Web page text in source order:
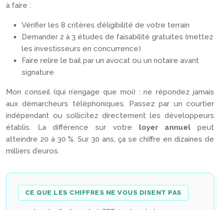
à faire :
Vérifier les 8 critères d’éligibilité de votre terrain
Demander 2 à 3 études de faisabilité gratuites (mettez
les investisseurs en concurrence)
Faire relire le bail par un avocat ou un notaire avant
signature
Mon conseil (qui n’engage que moi) : ne répondez jamais
aux démarcheurs téléphoniques. Passez par un courtier
indépendant ou sollicitez directement les développeurs
établis. La différence sur votre loyer annuel peut
atteindre 20 à 30 %. Sur 30 ans, ça se chiffre en dizaines de
milliers d’euros.
CE QUE LES CHIFFRES NE VOUS DISENT PAS